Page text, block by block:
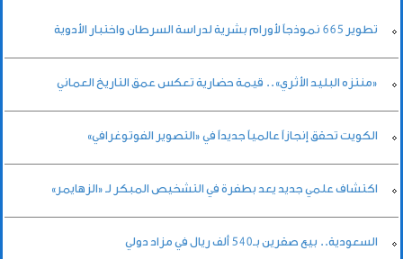
تطوير 665 نموذجاً لأورام بشرية لدراسة السرطان واختبار الأدوية
«منتزه البليد الأثري».. قيمة حضارية تعكس عمق التاريخ العماني
الكويت تحقق إنجازاً عالمياً جديداً في «التصوير الفوتوغرافي»
اكتشاف علمي جديد يعد بطفرة في التشخيص المبكر لـ «الزهايمر»
السعودية.. بيع صقرين بـ540 ألف ريال في مزاد دولي